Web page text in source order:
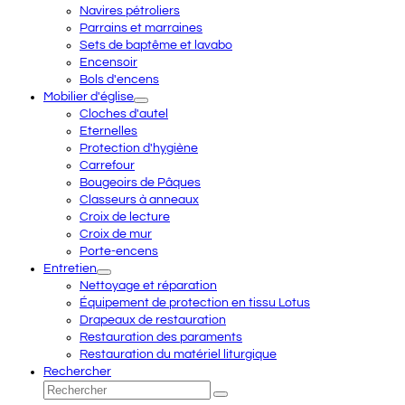
Navires pétroliers
Parrains et marraines
Sets de baptême et lavabo
Encensoir
Bols d'encens
Mobilier d'église
Cloches d'autel
Eternelles
Protection d'hygiène
Carrefour
Bougeoirs de Pâques
Classeurs à anneaux
Croix de lecture
Croix de mur
Porte-encens
Entretien
Nettoyage et réparation
Équipement de protection en tissu Lotus
Drapeaux de restauration
Restauration des paraments
Restauration du matériel liturgique
Rechercher
Rechercher
Envoyer